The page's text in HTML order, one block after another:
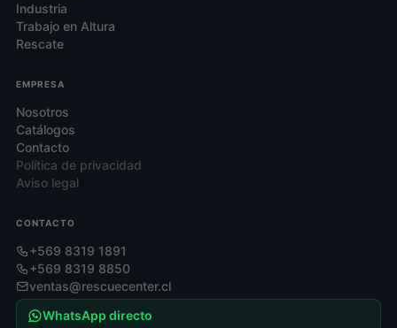
Industria
Trabajo en Altura
Rescate
EMPRESA
Nosotros
Catálogos
Contacto
Política de privacidad
Aviso legal
CONTACTO
+569 8319 1891
+569 8319 8850
ventas@rescuecenter.cl
WhatsApp directo